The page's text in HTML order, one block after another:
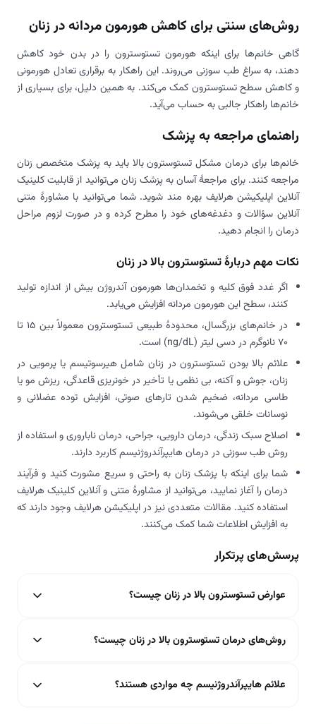
روش‌های سنتی برای کاهش هورمون مردانه در زنان
گاهی خانم‌ها برای اینکه هورمون تستوسترون را در بدن خود کاهش
دهند، به سراغ طب سوزنی می‌روند. این راهکار به برقراری تعادل هورمونی
و کاهش سطح تستوسترون کمک می‌کند. به همین دلیل، برای بسیاری از
خانم‌ها راهکار جالبی به حساب می‌آید.
راهنمای مراجعه به پزشک
خانم‌ها برای درمان مشکل تستوسترون بالا باید به پزشک متخصص زنان
مراجعه کنند. برای مراجعۀ آسان به پزشک زنان می‌توانید از قابلیت کلینیک
آنلاین اپلیکیشن هرلایف بهره مند شوید. شما می‌توانید با مشاورۀ متنی
آنلاین سؤالات و دغدغه‌های خود را مطرح کرده و در صورت لزوم مراحل
درمان را انجام دهید.
نکات مهم دربارۀ تستوسترون بالا در زنان
اگر غدد فوق کلیه و تخمدان‌ها هورمون آندروژن بیش از اندازه تولید
کنند، سطح این هورمون مردانه افزایش می‌یابد.
در خانم‌های بزرگسال، محدودۀ طبیعی تستوسترون معمولاً بین 15 تا
70 نانوگرم در دسی لیتر (ng/dL) است.
علائم بالا بودن تستوسترون در زنان شامل هیرسوتیسم یا پرمویی در
زنان، جوش و آکنه، بی نظمی یا تأخیر در خونریزی قاعدگی، ریزش مو یا
طاسی مردانه، ضخیم شدن تارهای صوتی، افزایش توده عضلانی و
نوسانات خلقی می‌شوند.
اصلاح سبک زندگی، درمان دارویی، جراحی، درمان ناباروری و استفاده از
روش طب سوزنی در درمان هایپرآندروژنیسم کاربرد دارند.
شما برای اینکه با پزشک زنان به راحتی و سریع مشورت کنید و فرآیند
درمان را آغاز نمایید، می‌توانید از مشاورۀ متنی و آنلاین کلینیک هرلایف
استفاده کنید. مقالات متعددی نیز در اپلیکیشن هرلایف وجود دارند که
به افزایش اطلاعات شما کمک می‌کنند.
پرسش‌های پرتکرار
عوارض تستوسترون بالا در زنان چیست؟
روش‌های درمان تستوسترون بالا در زنان چیست؟
علائم هایپرآندروژنیسم چه مواردی هستند؟